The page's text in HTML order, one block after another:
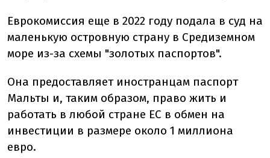
Еврокомиссия еще в 2022 году подала в суд на
маленькую островную страну в Средиземном
море из-за схемы "золотых паспортов".
Она предоставляет иностранцам паспорт
Мальты и, таким образом, право жить и
работать в любой стране ЕС в обмен на
инвестиции в размере около 1 миллиона
евро.